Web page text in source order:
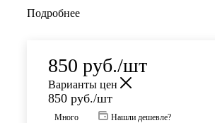
Подробнее
850 руб./шт
Варианты цен
850 руб./шт
Много Нашли дешевле?